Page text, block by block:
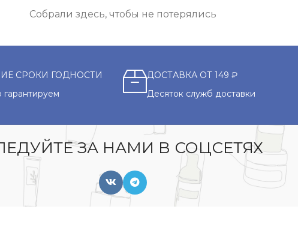
Собрали здесь, чтобы не потерялись
СРОКИ ГОДНОСТИ
гарантируем
ДОСТАВКА ОТ 149 ₽
Десяток служб доставки
ЗА НАМИ В СОЦСЕТЯХ